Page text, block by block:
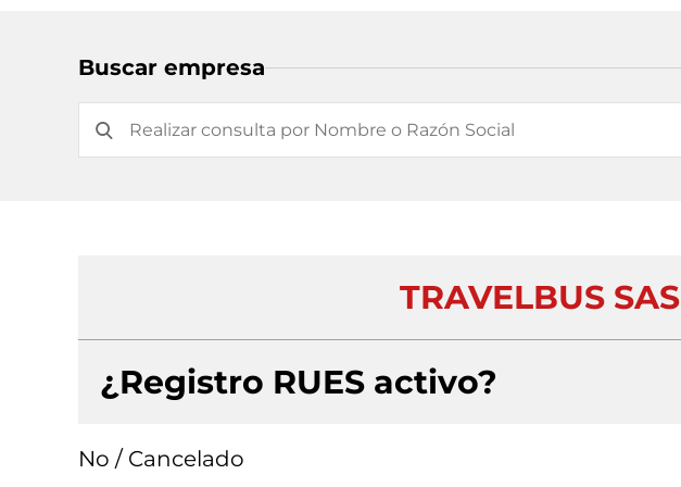
Buscar empresa
TRAVELBUS SAS
¿Registro RUES activo?
No / Cancelado